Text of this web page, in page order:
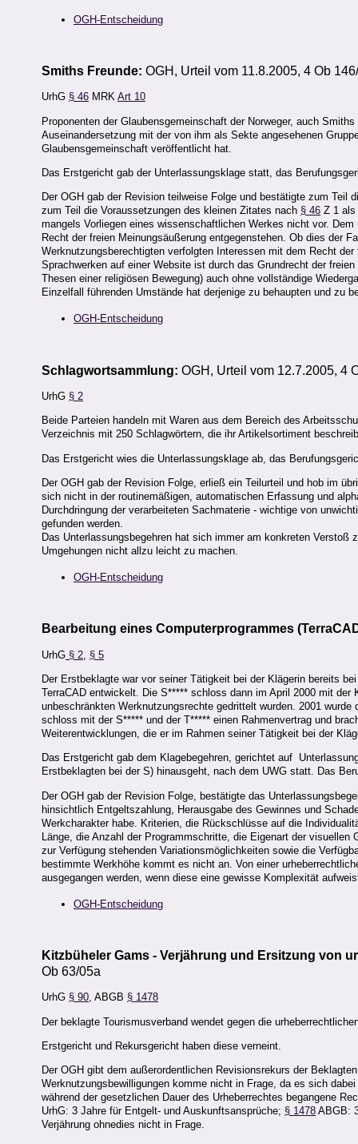
OGH-Entscheidung
Smiths Freunde: OGH, Urteil vom 11.8.2005, 4 Ob
UrhG § 46 MRK Art 10
Proponenten der Glaubensgemeinschaft der Norweger, auch
Auseinandersetzung mit der von ihm als Sekte angesehenen
Glaubensgemeinschaft veröffentlicht hat.
Das Erstgericht gab der Unterlassungsklage statt, das
Der OGH gab der Revision teilweise Folge und bestätigte zum
zum Teil die Voraussetzungen des kleinen Zitates nach § 46 Z 1 als
mangels Vorliegen eines wissenschaftlichen Werkes nicht vor.
Recht der freien Meinungsäußerung entgegenstehen. Ob dies der
Werknutzungsberechtigten verfolgten Interessen mit dem Recht
Sprachwerken auf einer Website ist durch das Grundrecht der
Thesen einer religiösen Bewegung) auch ohne vollständige
Einzelfall führenden Umstände hat derjenige zu behaupten und zu
OGH-Entscheidung
Schlagwortsammlung: OGH, Urteil vom 12.7.2005, 4
UrhG § 2
Beide Parteien handeln mit Waren aus dem Bereich des
Verzeichnis mit 250 Schlagwörtern, die ihr Artikelsortiment
Das Erstgericht wies die Unterlassungsklage ab, das
Der OGH gab der Revision Folge, erließ ein Teilurteil und hob im
sich nicht in der routinemäßigen, automatischen Erfassung und
Durchdringung der verarbeiteten Sachmaterie - wichtige von
gefunden werden.
Das Unterlassungsbegehren hat sich immer am konkreten
Umgehungen nicht allzu leicht zu machen.
OGH-Entscheidung
Bearbeitung eines Computerprogrammes
UrhG § 2 § 5
Der Erstbeklagte war vor seiner Tätigkeit bei der Klägerin bereits
TerraCAD entwickelt. Die S***** schloss dann im April 2000 mit
unbeschränkten Werknutzungsrechte gedrittelt wurden. 2001
schloss mit der S***** und der T***** einen Rahmenvertrag und
Weiterentwicklungen, die er im Rahmen seiner Tätigkeit bei der
Das Erstgericht gab dem Klagebegehren, gerichtet auf
Erstbeklagten bei der S) hinausgeht, nach dem UWG statt. Das
Der OGH gab der Revision Folge, bestätigte das
hinsichtlich Entgeltszahlung, Herausgabe des Gewinnes und
Werkcharakter habe. Kriterien, die Rückschlüsse auf die
Länge, die Anzahl der Programmschritte, die Eigenart der
zur Verfügung stehenden Variationsmöglichkeiten sowie die
bestimmte Werkhöhe kommt es nicht an. Von einer
ausgegangen werden, wenn diese eine gewisse Komplexität
OGH-Entscheidung
Kitzbüheler Gams - Verjährung und Ersitzung von
Ob 63/05a
UrhG § 90, ABGB § 1478
Der beklagte Tourismusverband wendet gegen die
Erstgericht und Rekursgericht haben diese verneint.
Der OGH gibt dem außerordentlichen Revisionsrekurs der
Werknutzungsbewilligungen komme nicht in Frage, da es sich
während der gesetzlichen Dauer des Urheberrechtes begangene
UrhG: 3 Jahre für Entgelt- und Auskunftsansprüche; § 1478 ABGB:
Verjährung ohnedies nicht in Frage.